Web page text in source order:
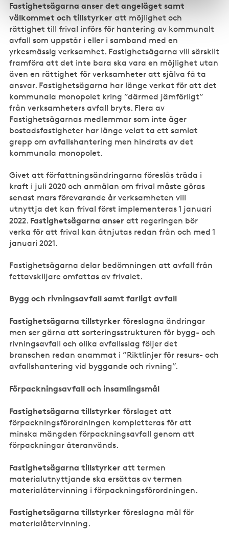
Fastighetsägarna anser det angeläget samt
välkommet och tillstyrker att möjlighet och
rättighet till frival införs för hantering av kommunalt
avfall som uppstår i eller i samband med en
yrkesmässig verksamhet. Fastighetsägarna vill särskilt
framföra att det inte bara ska vara en möjlighet utan
även en rättighet för verksamheter att själva få ta
ansvar. Fastighetsägarna har länge verkat för att det
kommunala monopolet kring ”därmed jämförligt”
från verksamheters avfall bryts. Flera av
Fastighetsägarnas medlemmar som inte äger
bostadsfastigheter har länge velat ta ett samlat
grepp om avfallshantering men hindrats av det
kommunala monopolet.
Givet att författningsändringarna föreslås träda i
kraft i juli 2020 och anmälan om frival måste göras
senast mars förevarande år verksamheten vill
utnyttja det kan frival först implementeras 1 januari
2022. Fastighetsägarna anser att regeringen bör
verka för att frival kan åtnjutas redan från och med 1
januari 2021.
Fastighetsägarna delar bedömningen att avfall från
fettavskiljare omfattas av frivalet.
Bygg och rivningsavfall samt farligt avfall
Fastighetsägarna tillstyrker föreslagna ändringar
men ser gärna att sorteringsstrukturen för bygg- och
rivningsavfall och olika avfallsslag följer det
branschen redan anammat i ”Riktlinjer för resurs- och
avfallshantering vid byggande och rivning”.
Förpackningsavfall och insamlingsmål
Fastighetsägarna tillstyrker förslaget att
förpackningsförordningen kompletteras för att
minska mängden förpackningsavfall genom att
förpackningar återanvänds.
Fastighetsägarna tillstyrker att termen
materialutnyttjande ska ersättas av termen
materialåtervinning i förpackningsförordningen.
Fastighetsägarna tillstyrker föreslagna mål för
materialåtervinning.